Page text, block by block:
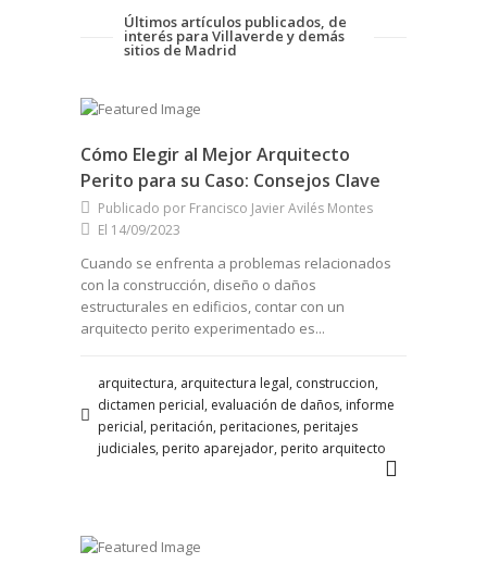
Últimos artículos publicados, de
interés para Villaverde y demás
sitios de Madrid
Cómo Elegir al Mejor Arquitecto
Perito para su Caso: Consejos Clave
Publicado por Francisco Javier Avilés Montes
El 14/09/2023
Cuando se enfrenta a problemas relacionados
con la construcción, diseño o daños
estructurales en edificios, contar con un
arquitecto perito experimentado es...
arquitectura, arquitectura legal, construccion,
dictamen pericial, evaluación de daños, informe
pericial, peritación, peritaciones, peritajes
judiciales, perito aparejador, perito arquitecto